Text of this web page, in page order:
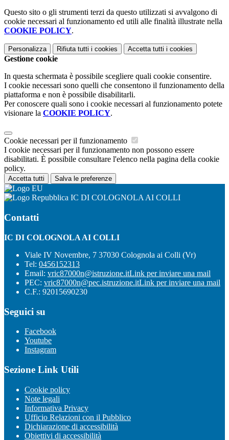
Questo sito o gli strumenti terzi da questo utilizzati si avvalgono di
cookie necessari al funzionamento ed utili alle finalità illustrate nella
COOKIE POLICY.
Personalizza Rifiuta tutti i cookies Accetta tutti i cookies
Gestione cookie
In questa schermata è possibile scegliere quali cookie consentire.
I cookie necessari sono quelli che consentono il funzionamento della
piattaforma e non è possibile disabilitarli.
Per conoscere quali sono i cookie necessari al funzionamento potete
visionare la COOKIE POLICY.
Cookie necessari per il funzionamento
I cookie necessari per il funzionamento non possono essere
disabilitati. È possibile consultare l'elenco nella pagina della cookie
policy.
Accetta tutti Salva le preferenze
IC DI COLOGNOLA AI COLLI
Contatti
IC DI COLOGNOLA AI COLLI
Viale IV Novembre, 7 37030 Colognola ai Colli (Vr)
Tel: 0456152313
Email: vric87000n@istruzione.itLink per inviare una mail
PEC: vric87000n@pec.istruzione.itLink per inviare una mail
C.F.: 92015690230
Seguici su
Facebook
Youtube
Instagram
Sezione Link Utili
Cookie policy
Note legali
Informativa Privacy
Ufficio Relazioni con il Pubblico
Dichiarazione di accessibilità
Obiettivi di accessibilità